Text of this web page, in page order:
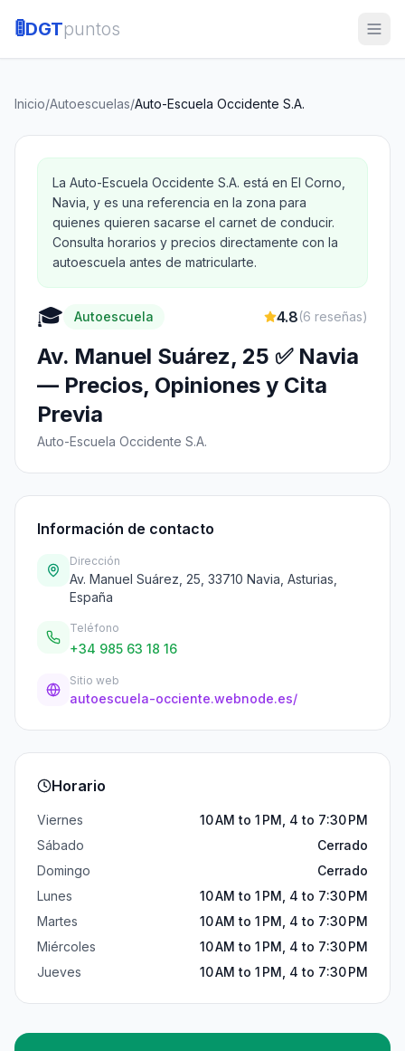
🚦DGTpuntos
Inicio/Autoescuelas/Auto-Escuela Occidente S.A.
La Auto-Escuela Occidente S.A. está en El Corno,
Navia, y es una referencia en la zona para
quienes quieren sacarse el carnet de conducir.
Consulta horarios y precios directamente con la
autoescuela antes de matricularte.
🎓 Autoescuela 4.8(6 reseñas)
Av. Manuel Suárez, 25 ✅ Navia
— Precios, Opiniones y Cita
Previa
Auto-Escuela Occidente S.A.
Información de contacto
Dirección
Av. Manuel Suárez, 25, 33710 Navia, Asturias,
España
Teléfono
+34 985 63 18 16
Sitio web
autoescuela-occiente.webnode.es/
Horario
Viernes
10 AM to 1 PM, 4 to 7:30 PM
Sábado
Cerrado
Domingo
Cerrado
Lunes
10 AM to 1 PM, 4 to 7:30 PM
Martes
10 AM to 1 PM, 4 to 7:30 PM
Miércoles
10 AM to 1 PM, 4 to 7:30 PM
Jueves
10 AM to 1 PM, 4 to 7:30 PM